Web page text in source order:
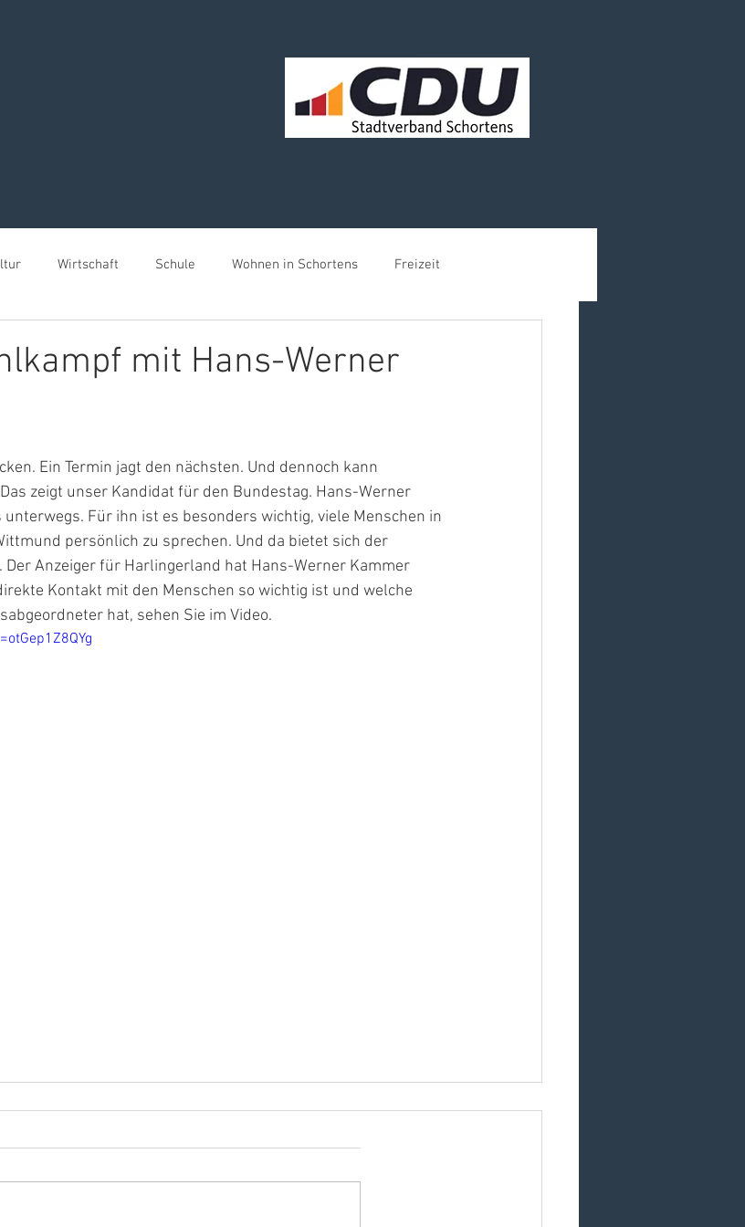
Wirtschaft Schule Wohnen in Schortens Freizeit
mit Hans-Werner
Ein Termin jagt den nächsten. Und dennoch kann
zeigt unser Kandidat für den Bundestag. Hans-Werner
Für ihn ist es besonders wichtig, viele Menschen in
persönlich zu sprechen. Und da bietet sich der
Anzeiger für Harlingerland hat Hans-Werner Kammer
Kontakt mit den Menschen so wichtig ist und welche
hat, sehen Sie im Video.